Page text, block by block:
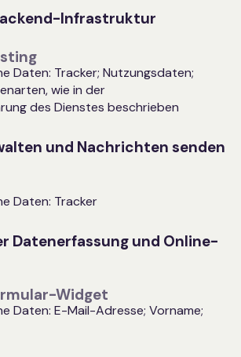
Infrastruktur
Daten: Tracker; Nutzungsdaten;
wie in der
des Dienstes beschrieben
und Nachrichten senden
Daten: Tracker
Datenerfassung und Online-
Widget
Daten: E-Mail-Adresse; Vorname;